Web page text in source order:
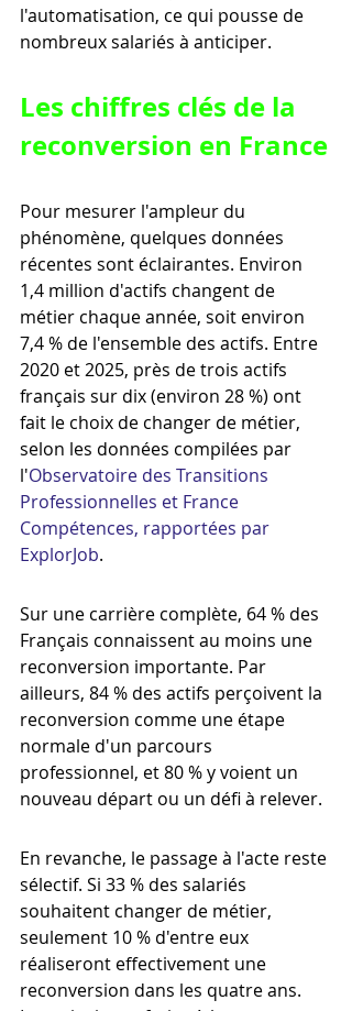
l'automatisation, ce qui pousse de
nombreux salariés à anticiper.
Les chiffres clés de la
reconversion en France
Pour mesurer l'ampleur du
phénomène, quelques données
récentes sont éclairantes. Environ
1,4 million d'actifs changent de
métier chaque année, soit environ
7,4 % de l'ensemble des actifs. Entre
2020 et 2025, près de trois actifs
français sur dix (environ 28 %) ont
fait le choix de changer de métier,
selon les données compilées par
l'Observatoire des Transitions
Professionnelles et France
Compétences, rapportées par
ExplorJob.
Sur une carrière complète, 64 % des
Français connaissent au moins une
reconversion importante. Par
ailleurs, 84 % des actifs perçoivent la
reconversion comme une étape
normale d'un parcours
professionnel, et 80 % y voient un
nouveau départ ou un défi à relever.
En revanche, le passage à l'acte reste
sélectif. Si 33 % des salariés
souhaitent changer de métier,
seulement 10 % d'entre eux
réaliseront effectivement une
reconversion dans les quatre ans.